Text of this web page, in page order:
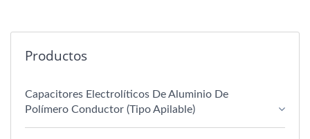
Productos
Capacitores Electrolíticos De Aluminio De
Polímero Conductor (tipo Apilable)